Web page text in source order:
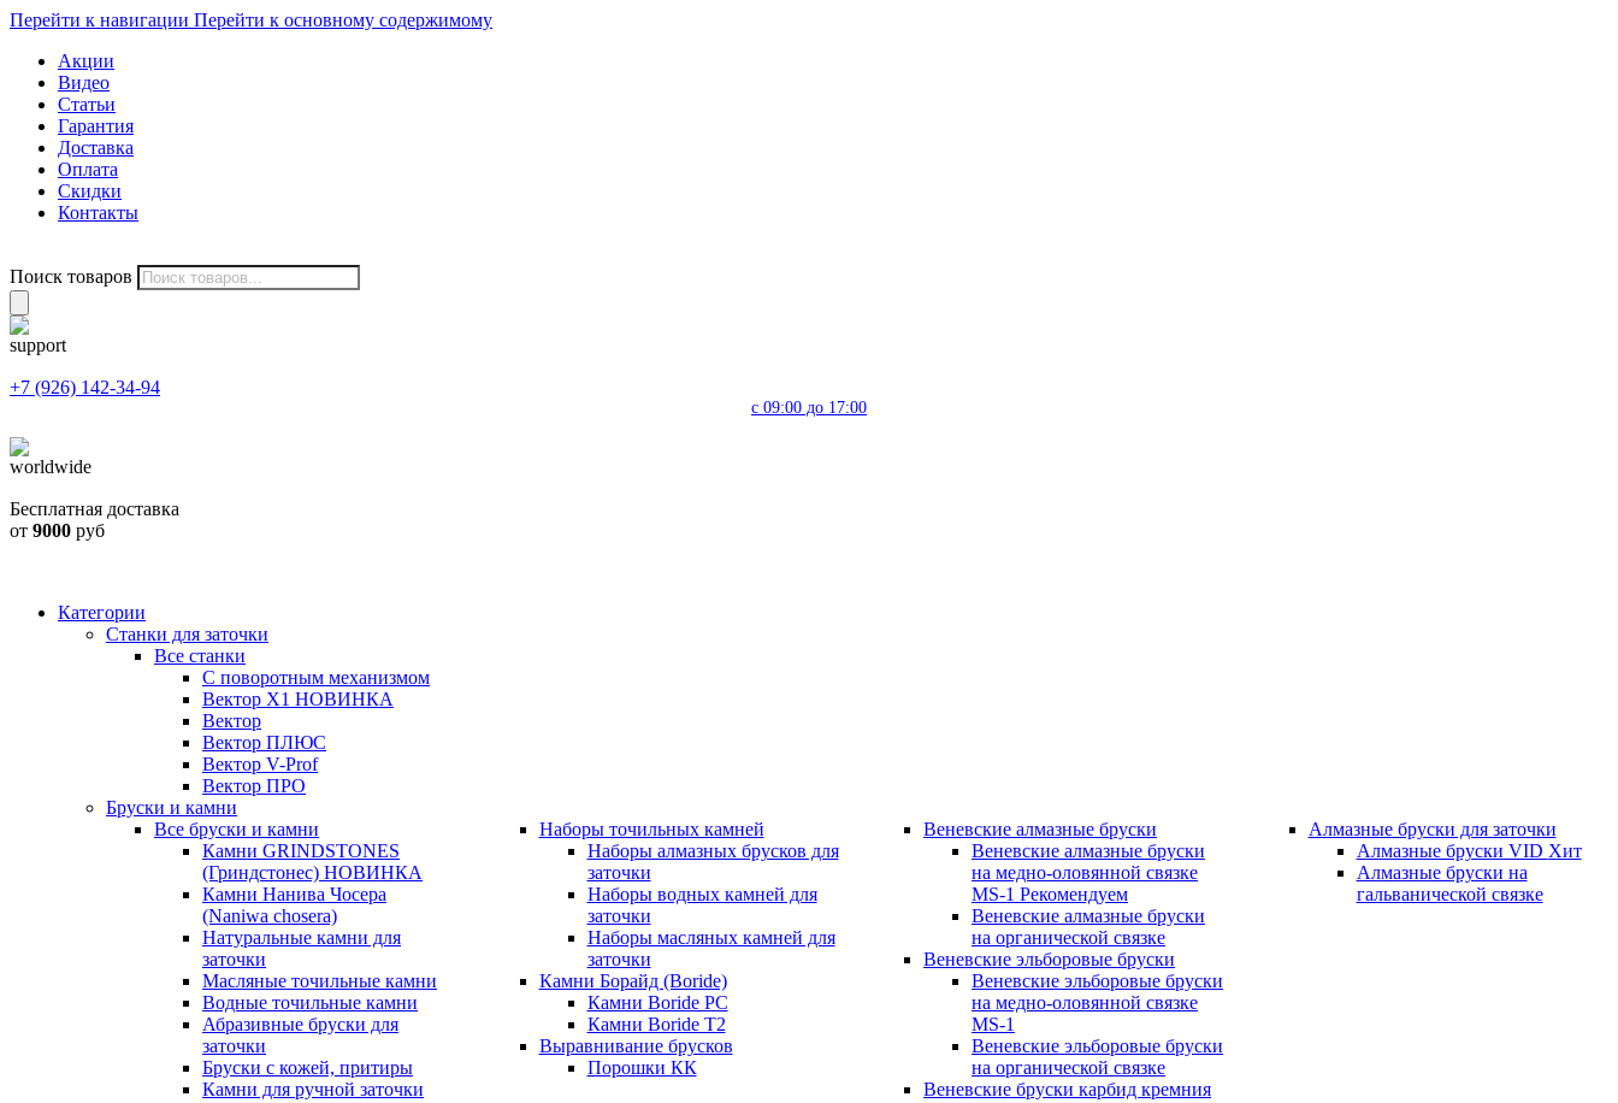
Перейти к навигации Перейти к основному содержимому
Акции
Видео
Статьи
Гарантия
Доставка
Оплата
Скидки
Контакты
Поиск товаров
+7 (926) 142-34-94
Бесплатная доставка
от 9000 руб
Категории
Станки для заточки
Все станки
С поворотным механизмом
Вектор X1 НОВИНКА
Вектор
Вектор ПЛЮС
Вектор V-Prof
Вектор ПРО
Бруски и камни
Все бруски и камни
Камни GRINDSTONES
(Гриндстонес) НОВИНКА
Камни Нанива Чосера
(Naniwa chosera)
Натуральные камни для
заточки
Масляные точильные камни
Водные точильные камни
Абразивные бруски для
заточки
Бруски с кожей, притиры
Камни для ручной заточки
Наборы точильных камней
Наборы алмазных брусков для
заточки
Наборы водных камней для
заточки
Наборы масляных камней для
заточки
Камни Борайд (Boride)
Камни Boride PC
Камни Boride T2
Выравнивание брусков
Порошки КК
Веневские алмазные бруски
Веневские алмазные бруски
на медно-оловянной связке
MS-1 Рекомендуем
Веневские алмазные бруски
на органической связке
Веневские эльборовые бруски
Веневские эльборовые бруски
на медно-оловянной связке
MS-1
Веневские эльборовые бруски
на органической связке
Веневские бруски карбид кремния
Алмазные бруски для заточки
Алмазные бруски VID Хит
Алмазные бруски на
гальванической связке